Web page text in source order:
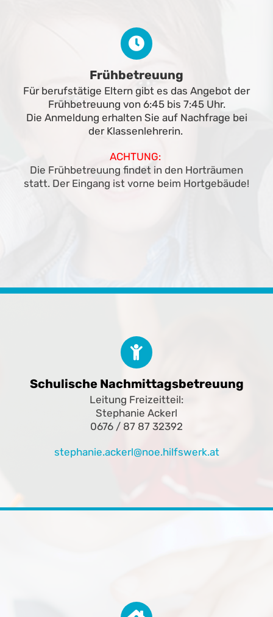
Frühbetreuung
Für berufstätige Eltern gibt es das Angebot der
Frühbetreuung von 6:45 bis 7:45 Uhr.
Die Anmeldung erhalten Sie auf Nachfrage bei
der Klassenlehrerin.
ACHTUNG:
Die Frühbetreuung findet in den Horträumen
statt. Der Eingang ist vorne beim Hortgebäude!
Schulische Nachmittagsbetreuung
Leitung Freizeitteil:
Stephanie Ackerl
0676 / 87 87 32392
stephanie.ackerl@noe.hilfswerk.at